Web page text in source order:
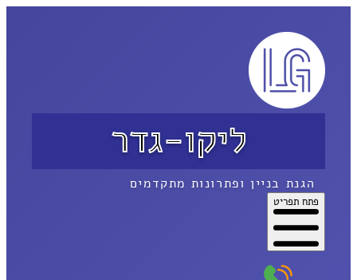
ליקו-גדר
הגנת בניין ופתרונות מתקדמים
פתח תפריט